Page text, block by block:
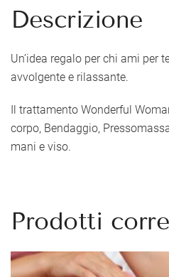
Descrizione
Un’idea regalo per chi ami per
avvolgente e rilassante.
Il trattamento Wonderful
corpo, Bendaggio,
mani e viso.
Prodotti